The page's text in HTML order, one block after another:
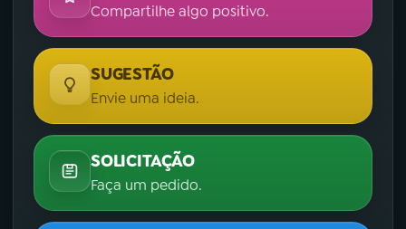
Compartilhe algo positivo.
SUGESTÃO
Envie uma ideia.
SOLICITAÇÃO
Faça um pedido.